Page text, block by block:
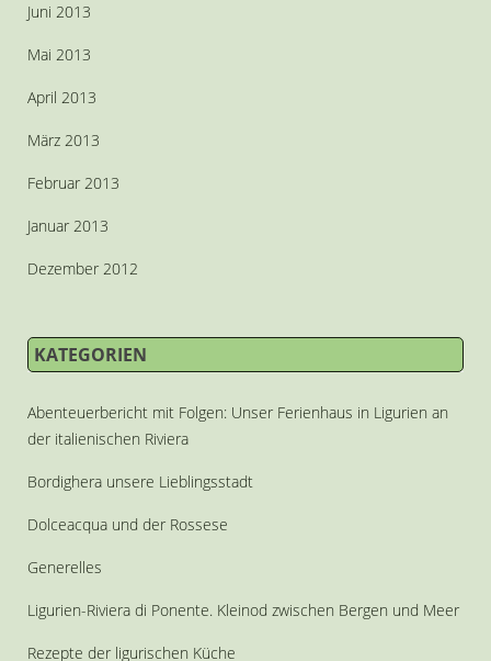
Juni 2013
Mai 2013
April 2013
März 2013
Februar 2013
Januar 2013
Dezember 2012
KATEGORIEN
Abenteuerbericht mit Folgen: Unser Ferienhaus in Ligurien an
der italienischen Riviera
Bordighera unsere Lieblingsstadt
Dolceacqua und der Rossese
Generelles
Ligurien-Riviera di Ponente. Kleinod zwischen Bergen und Meer
Rezepte der ligurischen Küche